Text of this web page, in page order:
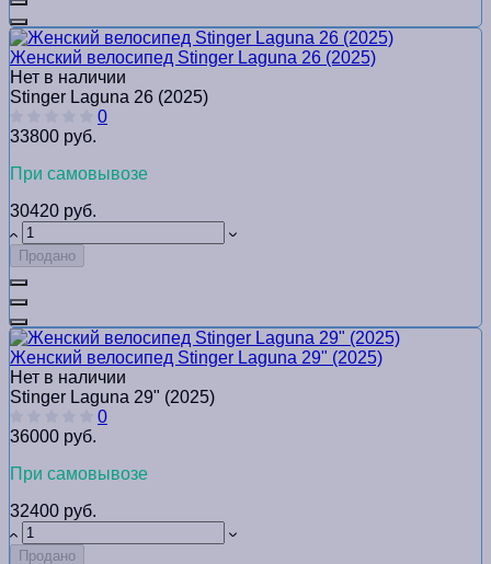
Женский велосипед Stinger Laguna 26 (2025)
Нет в наличии
Stinger Laguna 26 (2025)
0
33800 руб.
При самовывозе
30420 руб.
Продано
Женский велосипед Stinger Laguna 29" (2025)
Нет в наличии
Stinger Laguna 29" (2025)
0
36000 руб.
При самовывозе
32400 руб.
Продано